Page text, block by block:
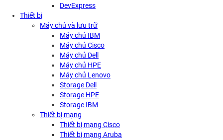
DevExpress
Thiết bị
Máy chủ và lưu trữ
Máy chủ IBM
Máy chủ Cisco
Máy chủ Dell
Máy chủ HPE
Máy chủ Lenovo
Storage Dell
Storage HPE
Storage IBM
Thiết bị mạng
Thiết bị mạng Cisco
Thiết bị mạng Aruba